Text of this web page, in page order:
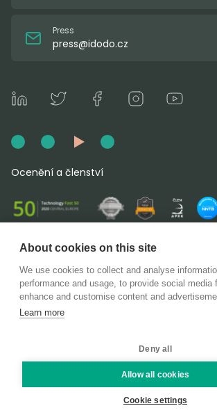
Press
press@idodo.cz
Ocenění a členství
DoDo Group SE | IČO: 06344470 | H 2003
Městského soudu v Praze | Pernerova 676/
8, 186 00
Copyright © DoDo Group SE 2026. všechna
About cookies on this site
We use cookies to collect and analyse
performance and usage, to provide social media
enhance and customise content and
Learn more
Deny all
Allow all cookies
Cookie settings